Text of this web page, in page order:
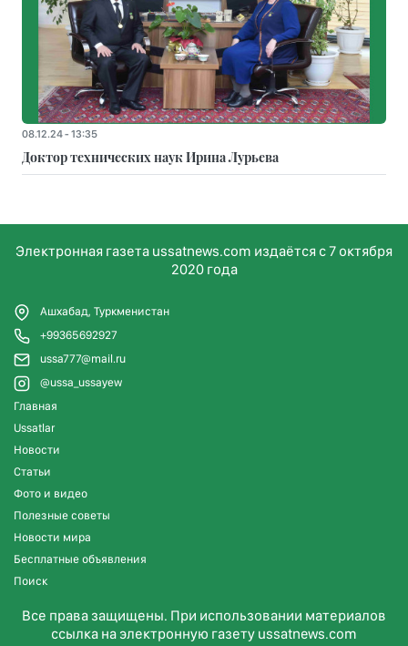
08.12.24 - 13:35
Доктор технических наук Ирина Лурьева
Электронная газета ussatnews.com издаётся с 7 октября
2020 года
Ашхабад, Туркменистан
+99365692927
ussa777@mail.ru
@ussa_ussayew
Главная
Ussatlar
Новости
Статьи
Фото и видео
Полезные советы
Новости мира
Бесплатные объявления
Поиск
Все права защищены. При использовании материалов
ссылка на электронную газету ussatnews.com